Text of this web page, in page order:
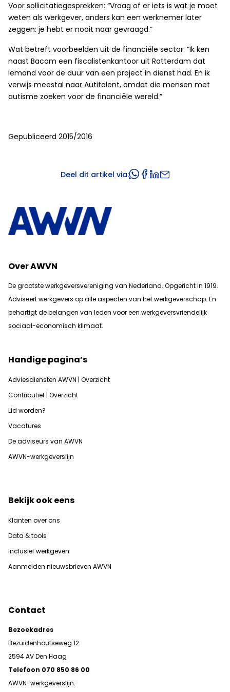
Voor sollicitatiegesprekken: “Vraag of er iets is wat je moet
weten als werkgever, anders kan een werknemer later
zeggen: je hebt er nooit naar gevraagd.”
Wat betreft voorbeelden uit de financiële sector: “Ik ken
naast Bacom een fiscalistenkantoor uit Rotterdam dat
iemand voor de duur van een project in dienst had. En ik
verwijs meestal naar Autitalent, omdat die mensen met
autisme zoeken voor de financiële wereld.”
Gepubliceerd 2015/2016
Deel dit artikel via:
Over AWVN
De grootste werkgeversvereniging van Nederland. Opgericht in 1919.
Adviseert werkgevers op alle aspecten van het werkgeverschap. En
behartigt de belangen van leden voor een werkgeversvriendelijk
sociaal-economisch klimaat.
Handige pagina’s
Adviesdiensten AWVN | Overzicht
Contributief | Overzicht
Lid worden?
Vacatures
De adviseurs van AWVN
AWVN-werkgeverslijn
Bekijk ook eens
Klanten over ons
Data & tools
Inclusief werkgeven
Aanmelden nieuwsbrieven AWVN
Contact
Bezoekadres
Bezuidenhoutseweg 12
2594 AV Den Haag
Telefoon 070 850 86 00
AWVN-werkgeverslijn: